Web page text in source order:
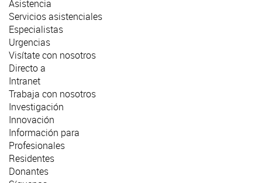
Asistencia
Servicios asistenciales
Especialistas
Urgencias
Visítate con nosotros
Directo a
Intranet
Trabaja con nosotros
Investigación
Innovación
Información para
Profesionales
Residentes
Donantes